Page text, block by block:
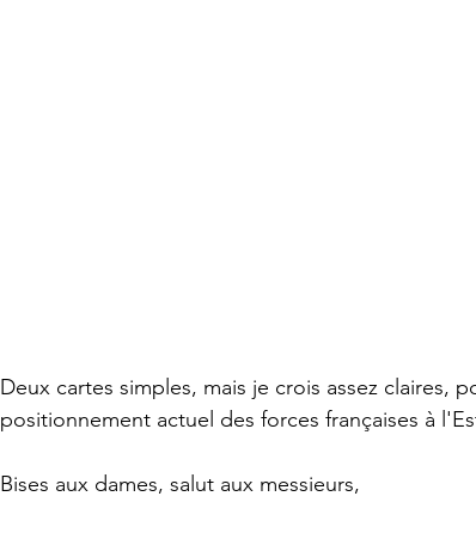
Deux cartes simples, mais je crois assez claires,
positionnement actuel des forces françaises à
Bises aux dames, salut aux messieurs,